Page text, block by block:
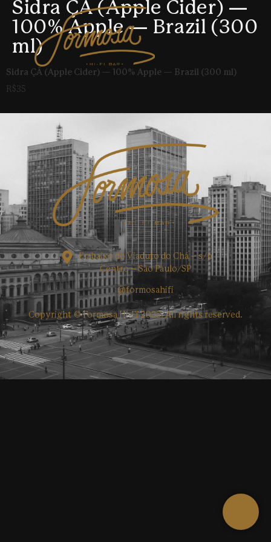
Sidra ÇÃ (Apple Cider) —
100% Apple — Brazil (300
ml)
Sidra ÇÃ (Apple Cider) — 100% Apple — Brazil (300 ml)
R$35
Embaixo do Viaduto do Chá – s/n
Centro – São Paulo/SP
@formosahifi
Copyright © Formosa Hi-Fi 2025. All rights reserved.